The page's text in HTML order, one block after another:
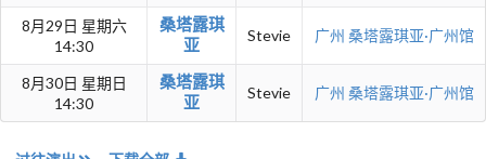
8月29日 星期六
14:30
桑塔露琪
亚
Stevie 广州 桑塔露琪亚·广州馆
8月30日 星期日
14:30
桑塔露琪
亚
Stevie 广州 桑塔露琪亚·广州馆